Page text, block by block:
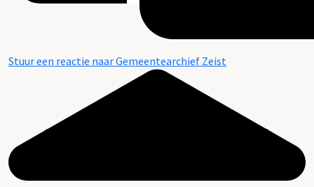
Stuur een reactie naar Gemeentearchief Zeist